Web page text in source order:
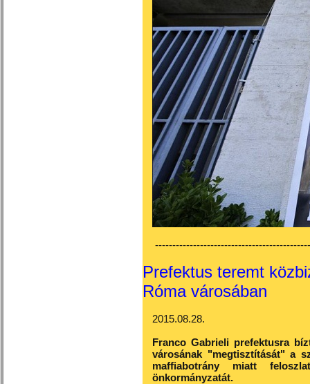
Prefektus teremt
Róma városában
2015.08.28.
Franco Gabrieli prefektusra
városának "megtisztítását" a
maffiabotrány miatt
önkormányzatát.